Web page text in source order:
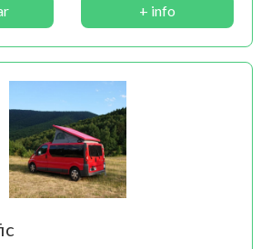
+ info